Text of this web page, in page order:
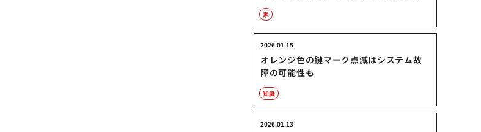
家
オレンジ色の鍵マーク点滅はシステム故
障の可能性も
2026.01.15
知識
2026.01.13